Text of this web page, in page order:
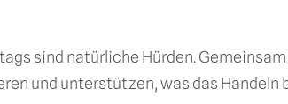
sind natürliche Hürden.
und unterstützen, was das